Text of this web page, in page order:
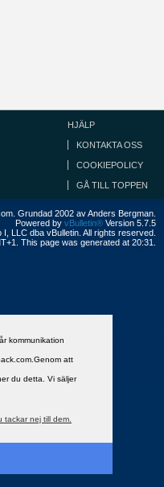
kommunikation
att
du detta. Vi säljer
tackar nej till dem.
HJÄLP
KONTAKTA OSS
COOKIEPOLICY
GÅ TILL TOPPEN
Grundad 2002 av Anders Bergman.
Powered by vBulletin® Version 5.7.5
LLC dba vBulletin. All rights reserved.
This page was generated at 20:31.